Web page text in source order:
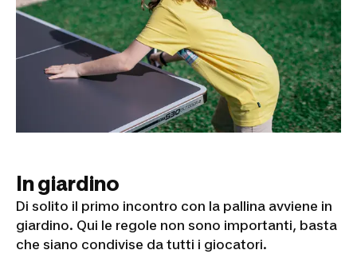
In giardino
Di solito il primo incontro con la pallina avviene in
giardino. Qui le regole non sono importanti, basta
che siano condivise da tutti i giocatori.